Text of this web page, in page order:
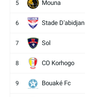
5 Mouna
6 Stade D'abidjan
7 Sol
8 CO Korhogo
9 Bouaké Fc